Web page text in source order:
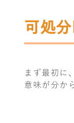
可処
まず最初に
意味が分か